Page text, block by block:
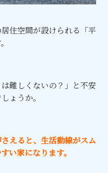
住空間が設けられる「平
難しくないの？」と不安
ょうか。
えると、生活動線がスム
い家になります。